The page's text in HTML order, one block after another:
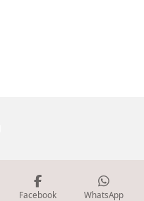
Facebook WhatsApp